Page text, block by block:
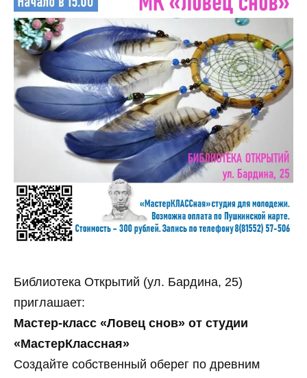
Библиотека Открытий (ул. Бардина, 25)
приглашает:
Мастер‑класс «Ловец снов» от студии
«МастерКлассная»
Создайте собственный оберег по древним